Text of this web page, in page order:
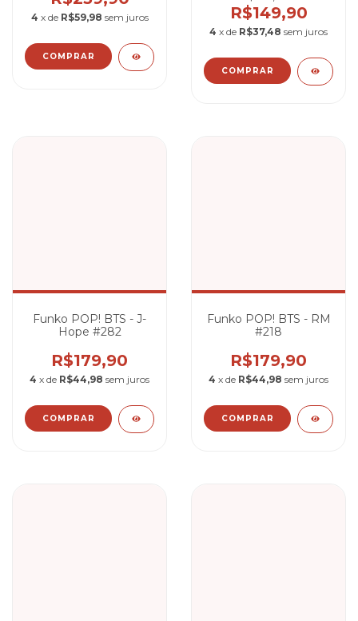
4 x de R$59,98 sem juros R$149,90
4 x de R$37,48 sem juros
Funko POP! BTS - J-
Hope #282
R$179,90
4 x de R$44,98 sem juros
Funko POP! BTS - RM
#218
R$179,90
4 x de R$44,98 sem juros